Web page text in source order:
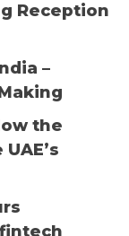
Reception
–
the